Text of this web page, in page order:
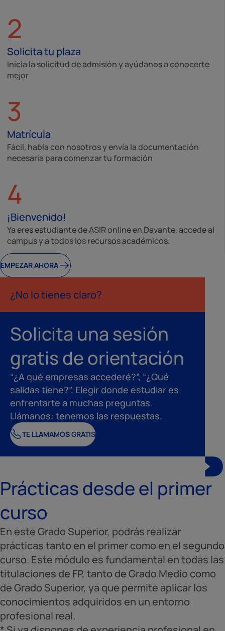
2
Solicita tu plaza
Inicia la solicitud de admisión y ayúdanos a conocerte
mejor
3
Matrícula
Fácil, habla con nosotros y envía la documentación
necesaria para comenzar tu formación
4
¡Bienvenido!
Ya eres estudiante de ASIR online en Davante, accede al
campus y a todos los recursos académicos.
EMPEZAR AHORA
¿No lo tienes claro?
Solicita una sesión
gratis de orientación
“¿A qué empresas accederé?”, “¿Qué
salidas tiene?”. Elegir donde estudiar es
enfrentarte a muchas preguntas.
Llámanos: tenemos las respuestas.
TE LLAMAMOS GRATIS
Prácticas desde el primer
curso
En este Grado Superior, podrás realizar
prácticas tanto en el primer como en el segundo
curso. Este módulo es fundamental en todas las
titulaciones de FP, tanto de Grado Medio como
de Grado Superior, ya que permite aplicar los
conocimientos adquiridos en un entorno
profesional real.